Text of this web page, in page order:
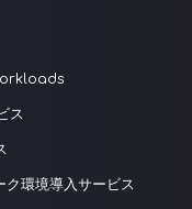
ス
環境導入サービス